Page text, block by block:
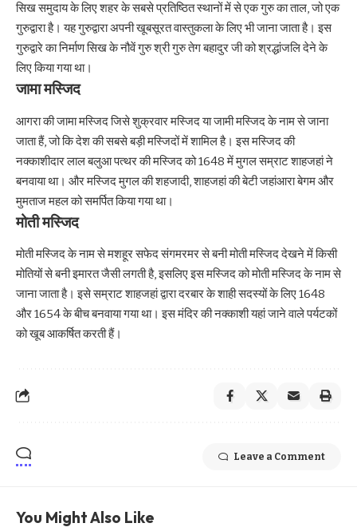
सिख समुदाय के लिए शहर के सबसे प्रतिष्ठित स्थानों में से एक गुरु का ताल, जो एक
गुरुद्वारा है। यह गुरुद्वारा अपनी खूबसूरत वास्तुकला के लिए भी जाना जाता है। इस
गुरुद्वारे का निर्माण सिख के नौवें गुरु श्री गुरु तेग बहादुर जी को श्रद्धांजलि देने के
लिए किया गया था।
जामा मस्जिद
आगरा की जामा मस्जिद जिसे शुक्रवार मस्जिद या जामी मस्जिद के नाम से जाना
जाता हैं, जो कि देश की सबसे बड़ी मस्जिदों में शामिल है। इस मस्जिद की
नक्काशीदार लाल बलुआ पत्थर की मस्जिद को 1648 में मुगल सम्राट शाहजहां ने
बनवाया था। और मस्जिद मुगल की शहजादी, शाहजहां की बेटी जहांआरा बेगम और
मुमताज महल को समर्पित किया गया था।
मोती मस्जिद
मोती मस्जिद के नाम से मशहूर सफेद संगमरमर से बनी मोती मस्जिद देखने में किसी
मोतियों से बनी इमारत जैसी लगती है, इसलिए इस मस्जिद को मोती मस्जिद के नाम से
जाना जाता है। इसे सम्राट शाहजहां द्वारा दरबार के शाही सदस्यों के लिए 1648
और 1654 के बीच बनवाया गया था। इस मंदिर की नक्काशी यहां जाने वाले पर्यटकों
को खूब आकर्षित करती हैं।
Leave a Comment
You Might Also Like